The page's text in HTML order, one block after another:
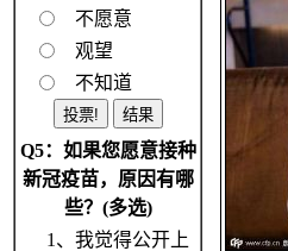
不愿意
观望
不知道
Q5：如果您愿意接种
新冠疫苗，原因有哪
些？(多选)
1、我觉得公开上